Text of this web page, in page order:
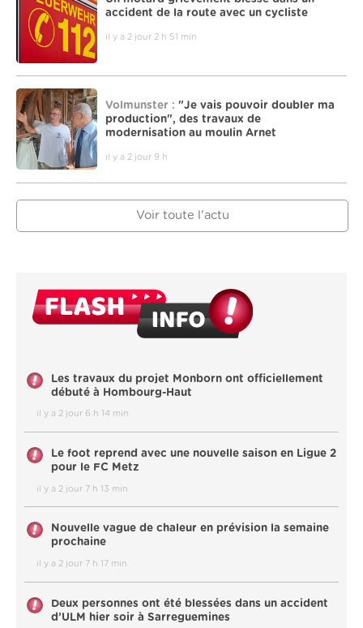
accident de la route avec un cycliste
il y a 2 jour 2 h 51 min
Volmunster : "Je vais pouvoir doubler ma
production", des travaux de
modernisation au moulin Arnet
il y a 2 jour 9 h
Voir toute l'actu
Les travaux du projet Monborn ont officiellement
débuté à Hombourg-Haut
il y a 2 jour 6 h 14 min
Le foot reprend avec une nouvelle saison en Ligue 2
pour le FC Metz
il y a 2 jour 7 h 13 min
Nouvelle vague de chaleur en prévision la semaine
prochaine
il y a 2 jour 7 h 17 min
Deux personnes ont été blessées dans un accident
d’ULM hier soir à Sarreguemines